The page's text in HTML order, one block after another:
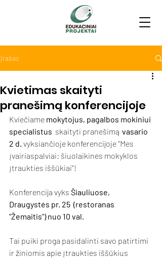
Įrašas
Kvietimas skaityti
pranešimą konferencijoje
Kviečiame mokytojus, pagalbos mokiniui
specialistus skaityti pranešimą vasario
2 d. vyksiančioje konferencijoje "Mes
įvairiaspalviai: šiuolaikinės mokyklos
įtraukties iššūkiai"!
Konferencija vyks Šiauliuose,
Draugystės pr. 25  (restoranas
"Žemaitis") nuo 10 val.
Tai puiki proga pasidalinti savo patirtimi
ir žiniomis apie įtraukties iššūkius